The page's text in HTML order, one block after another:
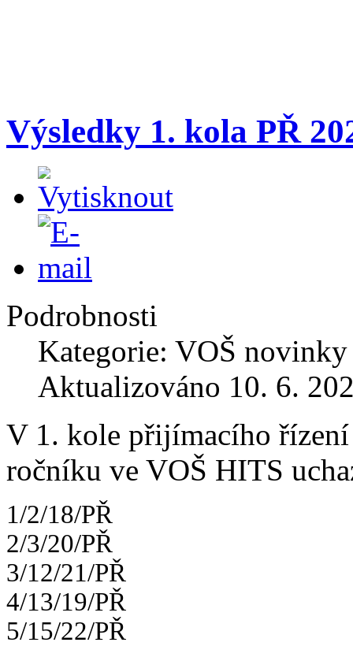
Výsledky 1. kola PŘ
Podrobnosti
Kategorie: VOŠ novinky
Aktualizováno 10. 6.
V 1. kole přijímacího
ročníku ve VOŠ HITS
1/2/18/PŘ
2/3/20/PŘ
3/12/21/PŘ
4/13/19/PŘ
5/15/22/PŘ